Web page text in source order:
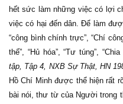
hết sức làm những việc có lợi
việc có hại đến dân. Để làm
“công bình chính trực”, “Chí
thế”, “Hủ hóa”, “Tư túng”,
tập, Tập 4, NXB Sự Thật, HN
Hồ Chí Minh được thể hiện rất
bài nói, thư từ của Người trong